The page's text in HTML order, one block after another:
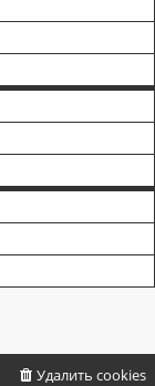
Удалить cookies